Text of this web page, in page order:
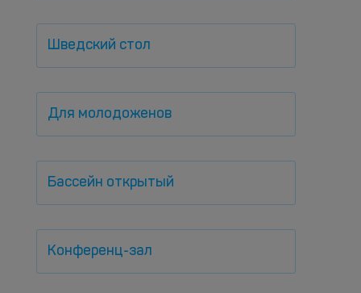
Шведский стол
Для молодоженов
Бассейн открытый
Конференц-зал